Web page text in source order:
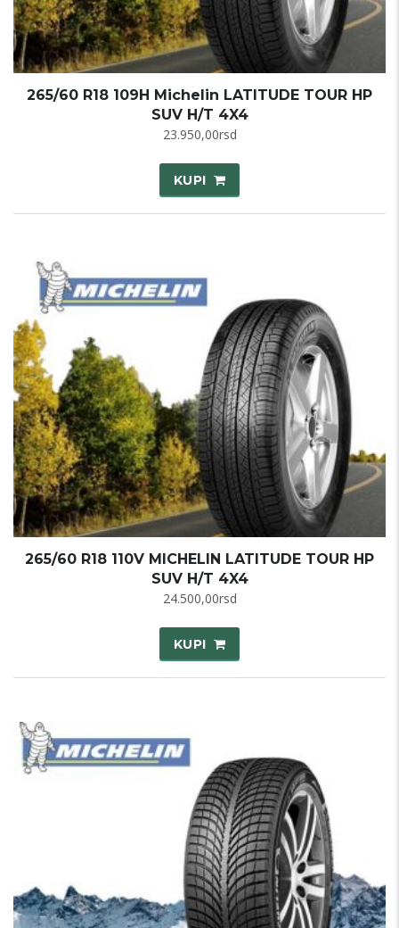
265/60 R18 109H Michelin LATITUDE TOUR HP
SUV H/T 4X4
23.950,00rsd
KUPI
265/60 R18 110V MICHELIN LATITUDE TOUR HP
SUV H/T 4X4
24.500,00rsd
KUPI